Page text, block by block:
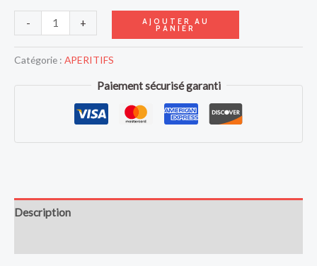
- + AJOUTER AU
PANIER
Catégorie : APERITIFS
Paiement sécurisé garanti
Description